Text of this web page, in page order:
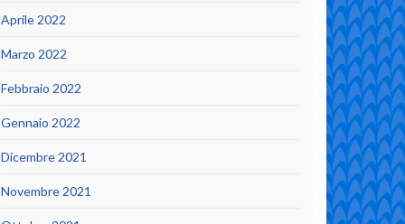
Aprile 2022
Marzo 2022
Febbraio 2022
Gennaio 2022
Dicembre 2021
Novembre 2021